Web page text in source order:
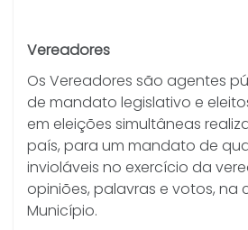
Vereadores
Os Vereadores são agentes
de mandato legislativo e
em eleições simultâneas
país, para um mandato de
invioláveis no exercício da
opiniões, palavras e votos, na
Município.